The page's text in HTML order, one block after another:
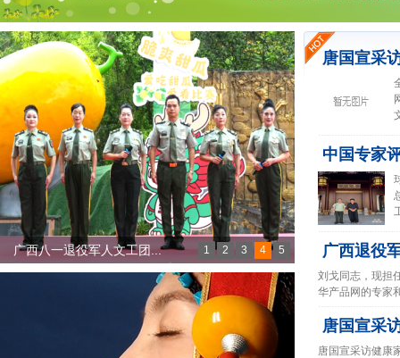
广西八一退役军人文工团...
百家姓合作互助创业交流...
1 2 3 4 5
唐国宣采
中国专家
广西退役
刘戈同志，现担
华产品网的专家
唐国宣采
唐国宣采访健康